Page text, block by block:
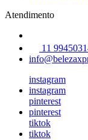
Atendimento
11
instagram
instagram
pinterest
pinterest
tiktok
tiktok